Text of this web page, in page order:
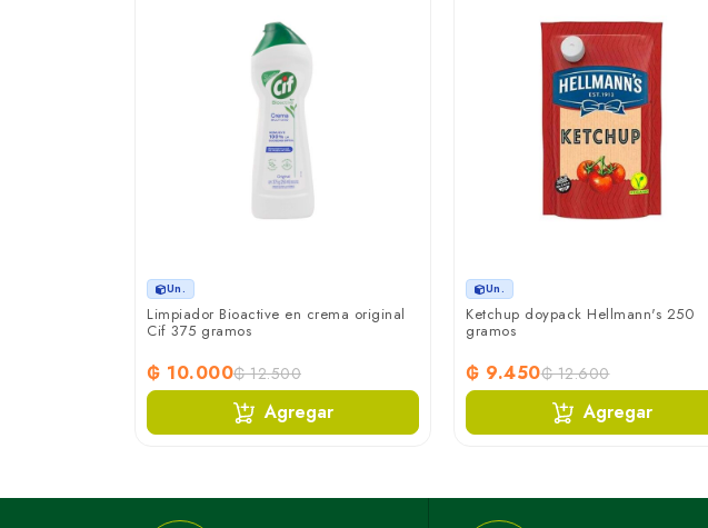
Un.
Limpiador Bioactive en crema original
Cif 375 gramos
₲ 10.000₲ 12.500
Agregar
Un.
Ketchup doypack Hellmann's 250
gramos
₲ 9.450₲ 12.600
Agregar